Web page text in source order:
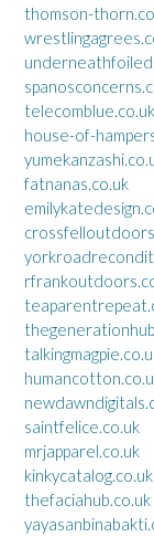
thomson-
telecomblue.co.uk
house-of-
fatnanas.co.uk
saintfelice.co.uk
mrjapparel.co.uk
kinkycatalog.co.uk
thefaciahub.co.uk